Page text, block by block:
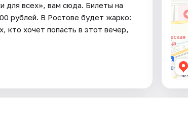
для всех», вам сюда. Билеты на
рублей. В Ростове будет жарко:
кто хочет попасть в этот вечер,